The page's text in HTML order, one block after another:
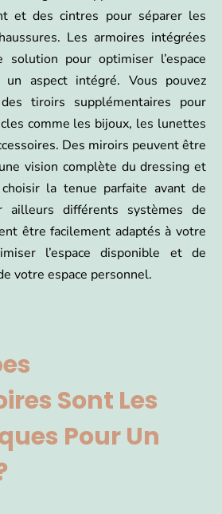
et des cintres pour séparer les
Les armoires intégrées
solution pour optimiser l’espace
aspect intégré. Vous pouvez
tiroirs supplémentaires pour
comme les bijoux, les lunettes
Des miroirs peuvent être
vision complète du dressing et
la tenue parfaite avant de
différents systèmes de
être facilement adaptés à votre
l’espace disponible et de
votre espace personnel.
Sont Les
Pour Un